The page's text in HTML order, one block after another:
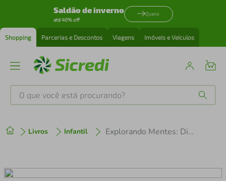
Saldão de inverno
até 40% off
Quero
Shopping Parcerias e Descontos Viagens Imóveis e Veículos
O que você está procurando?
Livros Infantil Explorando Mentes: Dinossauros
2º cafeteira